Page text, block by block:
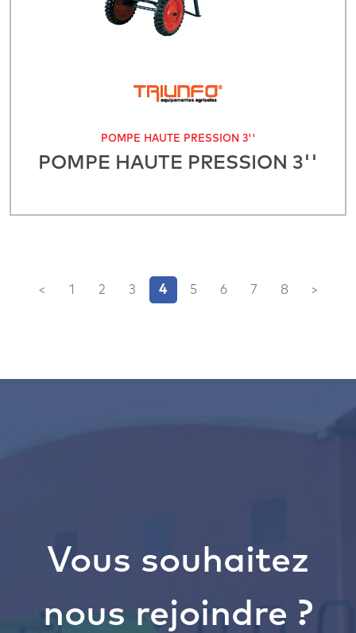
POMPE HAUTE PRESSION 3''
POMPE HAUTE PRESSION 3''
< 1 2 3 4 5 6 7 8 >
Vous souhaitez
nous rejoindre ?